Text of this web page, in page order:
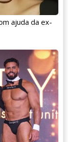
ajuda da ex-